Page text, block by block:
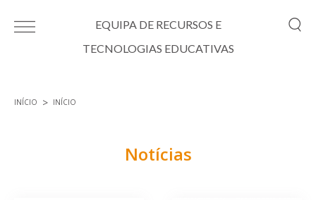
EQUIPA DE RECURSOS E
TECNOLOGIAS EDUCATIVAS
INÍCIO INÍCIO
Notícias